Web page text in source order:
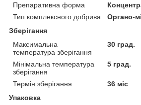
Препаративна форма
Тип комплексного добрива
Органо-
Зберігання
Максимальна
температура зберігання
30 град.
Мінімальна температура
зберігання
5 град.
Термін зберігання
36 міс
Упаковка